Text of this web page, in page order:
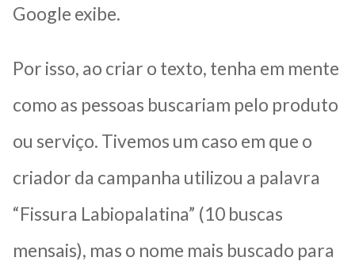
Google exibe.
Por isso, ao criar o texto, tenha em mente
como as pessoas buscariam pelo produto
ou serviço. Tivemos um caso em que o
criador da campanha utilizou a palavra
“Fissura Labiopalatina” (10 buscas
mensais), mas o nome mais buscado para